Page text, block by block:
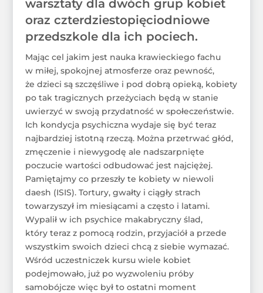
warsztaty dla dwóch grup kobiet
oraz czterdziestopięciodniowe
przedszkole dla ich pociech.
Mając cel jakim jest nauka krawieckiego fachu
w miłej, spokojnej atmosferze oraz pewność,
że dzieci są szczęśliwe i pod dobrą opieką, kobiety
po tak tragicznych przeżyciach będą w stanie
uwierzyć w swoją przydatność w społeczeństwie.
Ich kondycja psychiczna wydaje się być teraz
najbardziej istotną rzeczą. Można przetrwać głód,
zmęczenie i niewygodę ale nadszarpnięte
poczucie wartości odbudować jest najciężej.
Pamiętajmy co przeszły te kobiety w niewoli
daesh (ISIS). Tortury, gwałty i ciągły strach
towarzyszył im miesiącami a często i latami.
Wypalił w ich psychice makabryczny ślad,
który teraz z pomocą rodzin, przyjaciół a przede
wszystkim swoich dzieci chcą z siebie wymazać.
Wśród uczestniczek kursu wiele kobiet
podejmowało, już po wyzwoleniu próby
samobójcze więc był to ostatni moment